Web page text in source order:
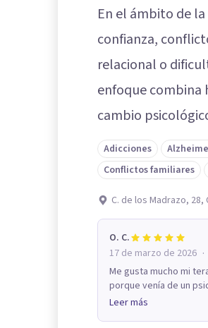
En el ámbito de
confianza,
relacional o
enfoque combina
cambio
Adicciones
Conflictos familiares
C. de los Madrazo,
O. C.
17 de marzo de 2026 ·
Me gusta mucho mi
porque venía de un
Leer más